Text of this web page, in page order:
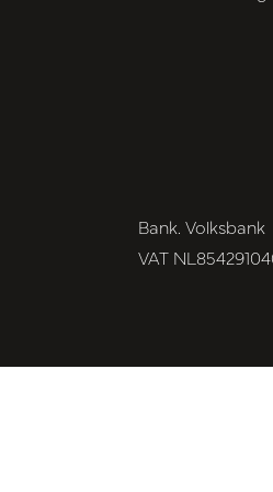
Bank. Volksbank
VAT